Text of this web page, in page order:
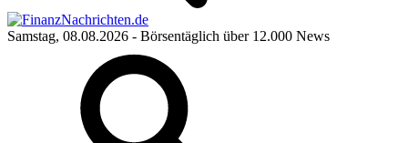
Samstag, 08.08.2026 - Börsentäglich über 12.000 News